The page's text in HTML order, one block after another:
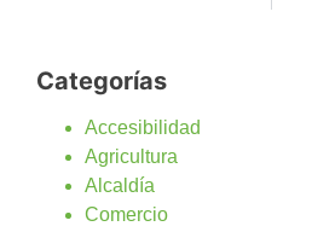
Categorías
Accesibilidad
Agricultura
Alcaldía
Comercio